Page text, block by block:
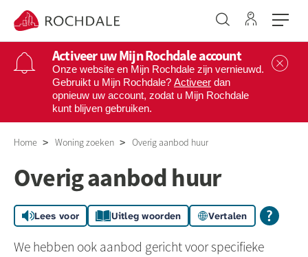
Naar hoofdinhoud
Naar hoofdnavigatiemenu
Naar zoeken
Naar de homepage Ga naar
Activeer uw Mijn Rochdale account
Onze website en Mijn Rochdale zijn vernieuwd.
Gebruikt u Mijn Rochdale? Activeer dan
opnieuw uw account, zodat u Mijn Rochdale
kunt blijven gebruiken.
Home Woning zoeken Overig aanbod huur
Overig aanbod huur
Lees voor Uitleg woorden Vertalen
We hebben ook aanbod gericht voor specifieke